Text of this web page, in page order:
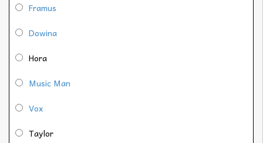
Framus
Dowina
Hora
Music Man
Vox
Taylor